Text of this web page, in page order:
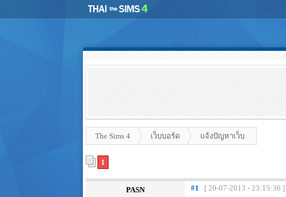
The Sims 4 เว็บบอร์ด แจ้งปัญหาเว็บ
1
PASN #1 [ 20-07-2013 - 23:15:36 ]